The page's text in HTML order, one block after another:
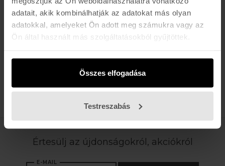
adatait, akik kombinálhatják az adatokat más olyan
adatokkal, amelyeket Ön adott meg számukra vagy az
Ön által használt más szolgáltatásokból gyűjtöttek.
Összes elfogadása
Testreszabás
Salomon
Addikt Pro 76, Addikt Pro 66, S/Race SL 10, S/Max 8, S/Max N 10, Stance
84, QST 106 Echo
Mirus Cor, Octo, Sato, Freebird Orb, Freebird Camox, Atris
Értesülj az újdonságokról, akciókról
E-MAIL